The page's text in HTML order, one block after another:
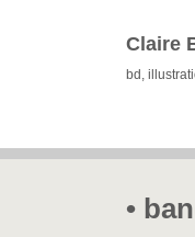
Claire
bd,
•